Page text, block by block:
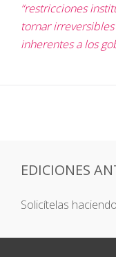
“restricciones
tornar
inherentes a los
EDICIONES
Solicítelas